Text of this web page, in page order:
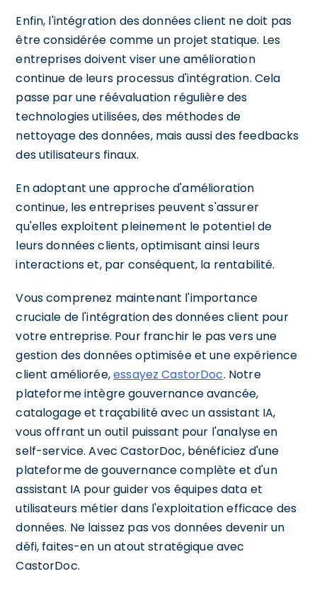
Enfin, l'intégration des données client ne doit pas
être considérée comme un projet statique. Les
entreprises doivent viser une amélioration
continue de leurs processus d'intégration. Cela
passe par une réévaluation régulière des
technologies utilisées, des méthodes de
nettoyage des données, mais aussi des feedbacks
des utilisateurs finaux.
En adoptant une approche d'amélioration
continue, les entreprises peuvent s'assurer
qu'elles exploitent pleinement le potentiel de
leurs données clients, optimisant ainsi leurs
interactions et, par conséquent, la rentabilité.
Vous comprenez maintenant l'importance
cruciale de l'intégration des données client pour
votre entreprise. Pour franchir le pas vers une
gestion des données optimisée et une expérience
client améliorée,essayez CastorDoc. Notre
plateforme intègre gouvernance avancée,
catalogage et traçabilité avec un assistant IA,
vous offrant un outil puissant pour l'analyse en
self-service. Avec CastorDoc, bénéficiez d'une
plateforme de gouvernance complète et d'un
assistant IA pour guider vos équipes data et
utilisateurs métier dans l'exploitation efficace des
données. Ne laissez pas vos données devenir un
défi, faites-en un atout stratégique avec
CastorDoc.